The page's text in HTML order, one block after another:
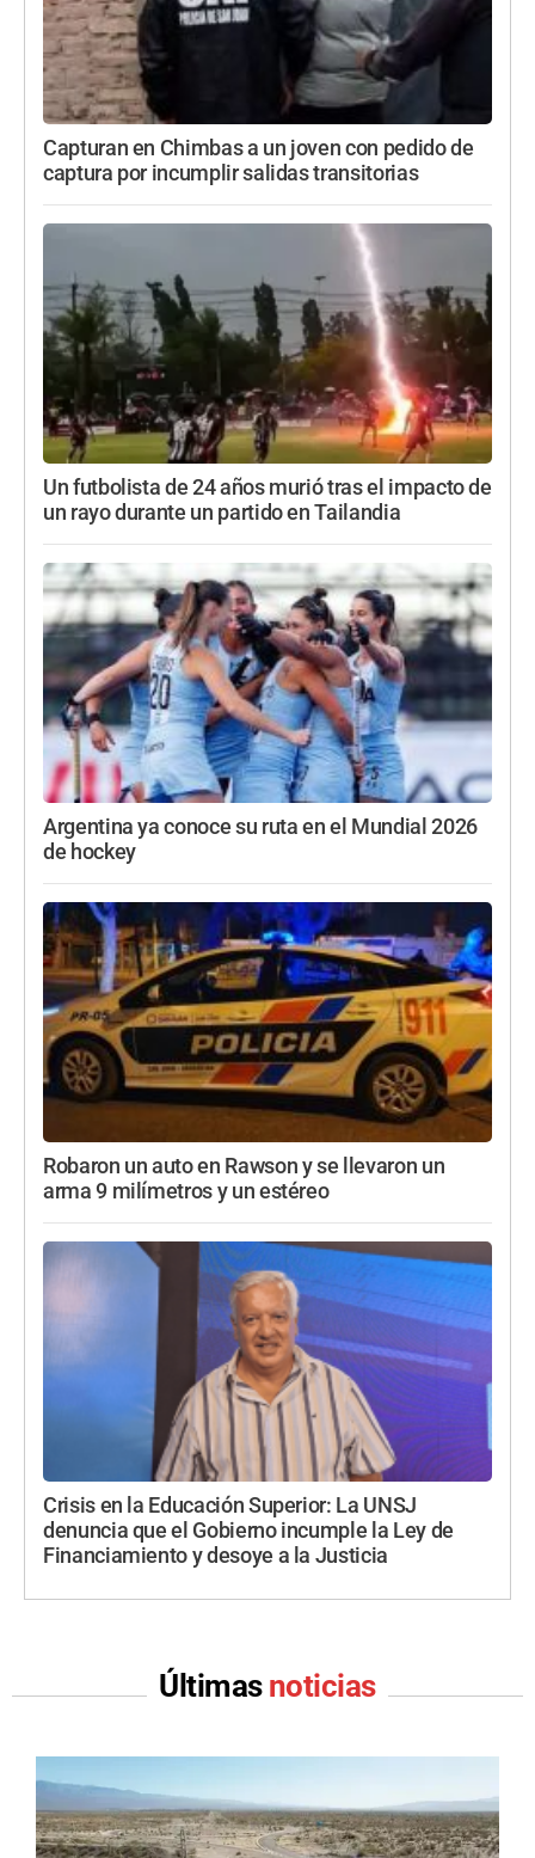
Capturan en Chimbas a un joven con pedido de
captura por incumplir salidas transitorias
Un futbolista de 24 años murió tras el impacto de
un rayo durante un partido en Tailandia
Argentina ya conoce su ruta en el Mundial 2026
de hockey
Robaron un auto en Rawson y se llevaron un
arma 9 milímetros y un estéreo
Crisis en la Educación Superior: La UNSJ
denuncia que el Gobierno incumple la Ley de
Financiamiento y desoye a la Justicia
Últimas noticias